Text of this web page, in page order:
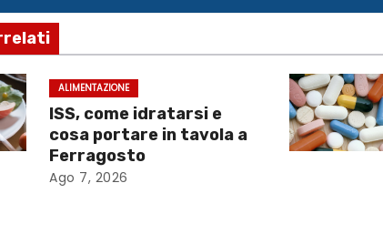
ALIMENTAZIONE
ISS, come idratarsi e
cosa portare in tavola a
Ferragosto
Ago 7, 2026